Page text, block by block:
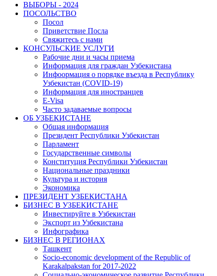
ВЫБОРЫ - 2024
ПОСОЛЬСТВО
Посол
Приветствие Посла
Свяжитесь с нами
КОНСУЛЬСКИЕ УСЛУГИ
Рабочие дни и часы приема
Информация для граждан Узбекистана
Инфоормация о порядке въезда в Республику
Узбекистан (COVID-19)
Информация для иностранцев
E-Visa
Часто задаваемые вопросы
ОБ УЗБЕКИСТАНЕ
Общая информация
Президент Республики Узбекистан
Парламент
Государственные символы
Конституция Республики Узбекистан
Национальные праздники
Культура и история
Экономика
ПРЕЗИДЕНТ УЗБЕКИСТАНА
БИЗНЕС В УЗБЕКИСТАНЕ
Инвестируйте в Узбекистан
Экспорт из Узбекистана
Инфографика
БИЗНЕС В РЕГИОНАХ
Ташкент
Socio-economic development of the Republic of
Karakalpakstan for 2017-2022